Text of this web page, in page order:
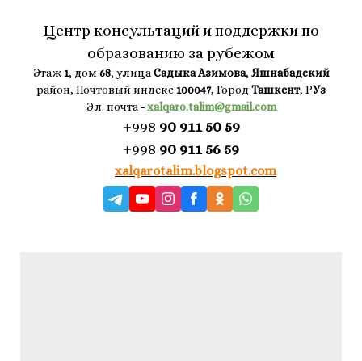
Центр консультаций и поддержки по
образованию за рубежом
Этаж 1, дом 68, улицаСадыка Азимова, Яшнабадский
район, Почтовый индекс 100047, Город Ташкент, РУз
Эл. почта-xalqaro.talim@gmail.com
+998 90 911 50 59
+998 90 911 56 59
xalqarotalim.blogspot.com